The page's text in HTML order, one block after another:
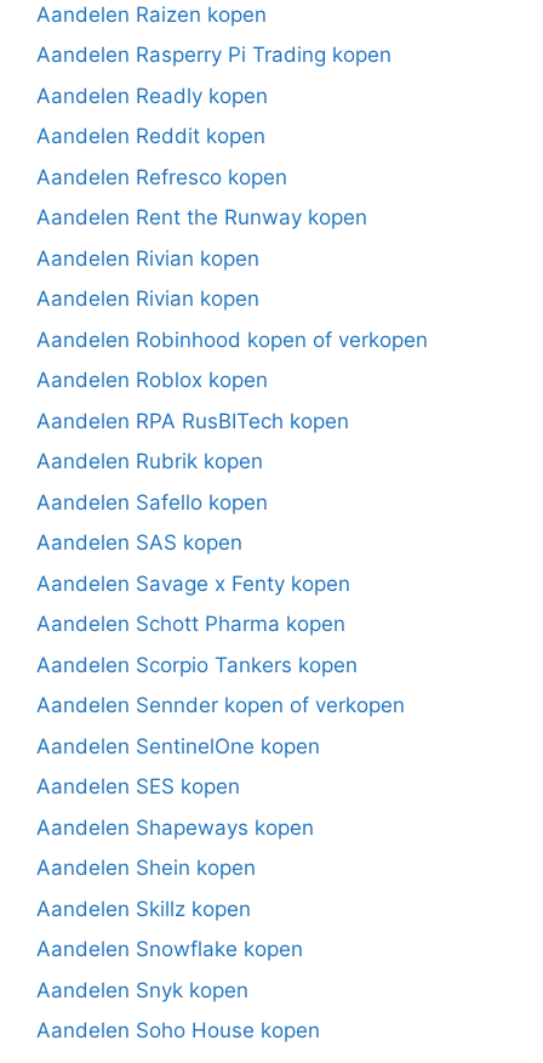
Aandelen Raizen kopen
Aandelen Rasperry Pi Trading kopen
Aandelen Readly kopen
Aandelen Reddit kopen
Aandelen Refresco kopen
Aandelen Rent the Runway kopen
Aandelen Rivian kopen
Aandelen Rivian kopen
Aandelen Robinhood kopen of verkopen
Aandelen Roblox kopen
Aandelen RPA RusBITech kopen
Aandelen Rubrik kopen
Aandelen Safello kopen
Aandelen SAS kopen
Aandelen Savage x Fenty kopen
Aandelen Schott Pharma kopen
Aandelen Scorpio Tankers kopen
Aandelen Sennder kopen of verkopen
Aandelen SentinelOne kopen
Aandelen SES kopen
Aandelen Shapeways kopen
Aandelen Shein kopen
Aandelen Skillz kopen
Aandelen Snowflake kopen
Aandelen Snyk kopen
Aandelen Soho House kopen